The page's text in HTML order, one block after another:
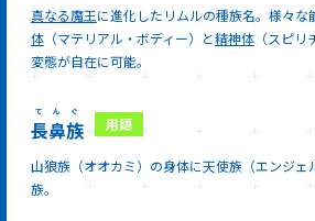
真なる魔王に進化したリムルの種族名。様々な
体（マテリアル・ボディー）と精神体（スピリ
変態が自在に可能。
長鼻族
てんぐ
山狼族（オオカミ）の身体に天使族（エンジェ
族。